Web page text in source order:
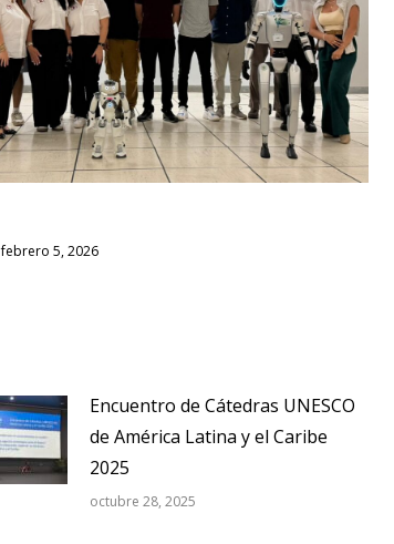
febrero 5, 2026
Encuentro de Cátedras UNESCO
de América Latina y el Caribe
2025
octubre 28, 2025